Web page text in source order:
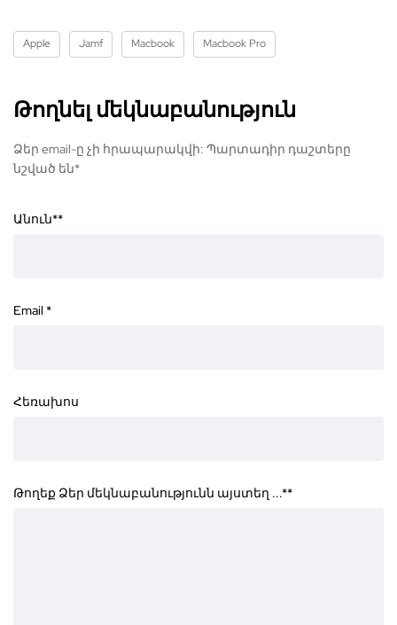
Apple Jamf Macbook Macbook Pro
Թողնել մեկնաբանություն
Ձեր email-ը չի հրապարակվի: Պարտադիր դաշտերը
նշված են*
Անուն**
Email *
Հեռախոս
Թողեք Ձեր մեկնաբանությունն այստեղ ...**